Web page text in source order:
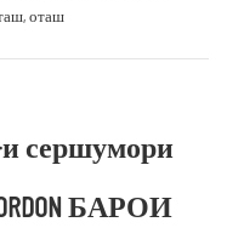
оташ
и сершумори
БАРОИ